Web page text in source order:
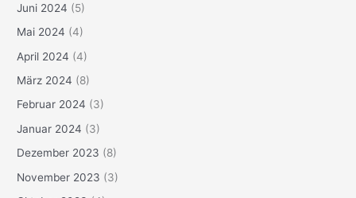
Juni 2024 (5)
Mai 2024 (4)
April 2024 (4)
März 2024 (8)
Februar 2024 (3)
Januar 2024 (3)
Dezember 2023 (8)
November 2023 (3)